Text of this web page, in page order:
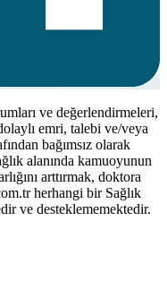
ve değerlendirmeleri,
emri, talebi ve/veya
bağımsız olarak
alanında kamuoyunun
arttırmak, doktora
herhangi bir Sağlık
ve desteklememektedir.